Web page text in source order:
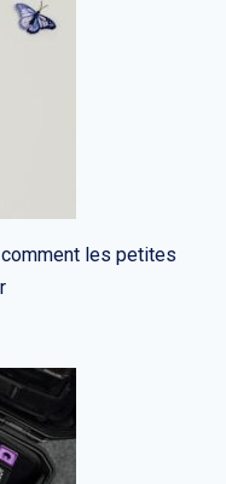
les petites